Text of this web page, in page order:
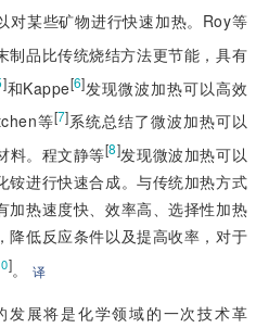
对某些矿物进行快速加热。Roy等
制品比传统烧结方法更节能，具有
]和Kappe[6]发现微波加热可以高效
等[7]系统总结了微波加热可以
料。程文静等[8]发现微波加热可以
铵进行快速合成。与传统加热方式
加热速度快、效率高、选择性加热
降低反应条件以及提高收率，对于
]。 译
发展将是化学领域的一次技术革